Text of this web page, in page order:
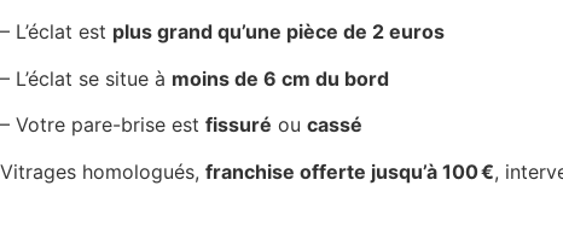
– L’éclat est plus grand qu’une pièce de 2 euros
– L’éclat se situe à moins de 6 cm du bord
– Votre pare-brise est fissuré ou cassé
Vitrages homologués, franchise offerte jusqu’à 100 €,